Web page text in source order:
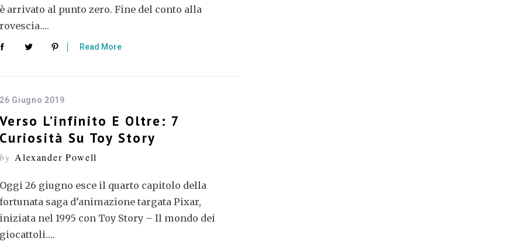
è arrivato al punto zero. Fine del conto alla
rovescia….
Read More
26 Giugno 2019
Verso L’infinito E Oltre: 7
Curiosità Su Toy Story
by Alexander Powell
Oggi 26 giugno esce il quarto capitolo della
fortunata saga d’animazione targata Pixar,
iniziata nel 1995 con Toy Story – Il mondo dei
giocattoli….